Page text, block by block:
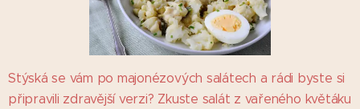
Stýská se vám po majonézových salátech a rádi byste si
připravili zdravější verzi? Zkuste salát z vařeného květáku